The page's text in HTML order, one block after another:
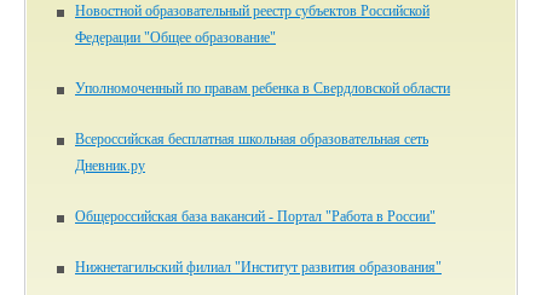
Новостной образовательный реестр субъектов Российской
Федерации "Общее образование"
Уполномоченный по правам ребенка в Свердловской области
Всероссийская бесплатная школьная образовательная сеть
Дневник.ру
Общероссийская база вакансий - Портал "Работа в России"
Нижнетагильский филиал "Институт развития образования"